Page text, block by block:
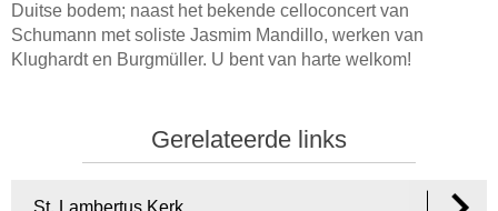
Duitse bodem; naast het bekende celloconcert van
Schumann met soliste Jasmim Mandillo, werken van
Klughardt en Burgmüller. U bent van harte welkom!
Gerelateerde links